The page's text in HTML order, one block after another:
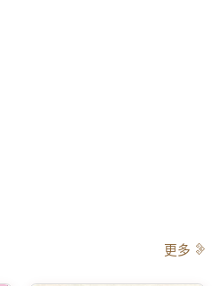
更多